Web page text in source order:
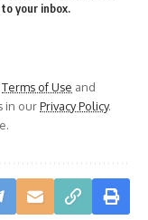
your inbox.
Terms of Use and
in ourPrivacy Policy.